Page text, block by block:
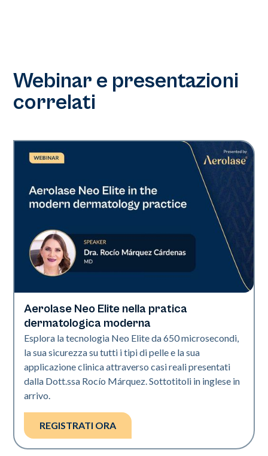
Webinar e presentazioni
correlati
Neo Elite
Aerolase Neo Elite nella pratica
dermatologica moderna
Esplora la tecnologia Neo Elite da 650 microsecondi,
la sua sicurezza su tutti i tipi di pelle e la sua
applicazione clinica attraverso casi reali presentati
dalla Dott.ssa Rocío Márquez. Sottotitoli in inglese in
arrivo.
REGISTRATI ORA